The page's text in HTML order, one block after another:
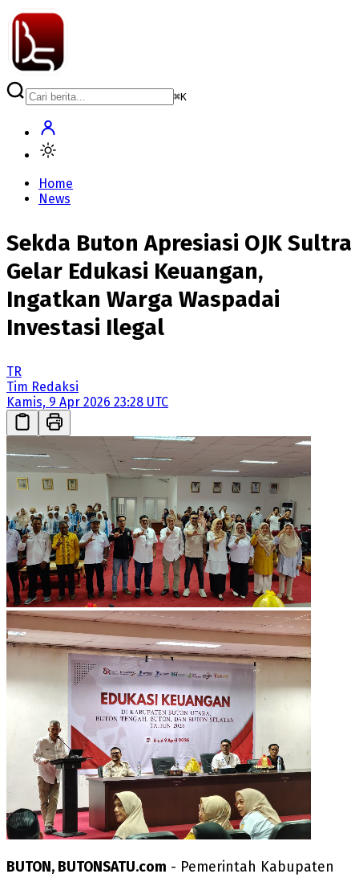
⌘K
Home
News
Sekda Buton Apresiasi OJK Sultra
Gelar Edukasi Keuangan,
Ingatkan Warga Waspadai
Investasi Ilegal
TR
Tim Redaksi
Kamis, 9 Apr 2026 23:28 UTC
BUTON, BUTONSATU.com - Pemerintah Kabupaten